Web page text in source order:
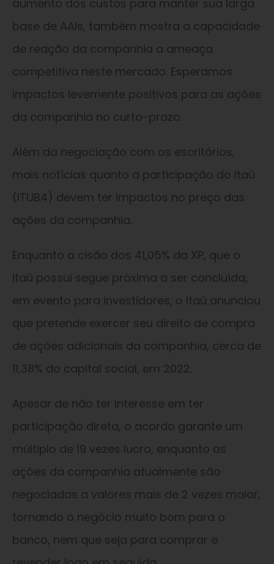
aumento dos custos para manter sua larga
base de AAIs, também mostra a capacidade
de reação da companhia a ameaça
competitiva neste mercado. Esperamos
impactos levemente positivos para as ações
da companhia no curto-prazo.
Além da negociação com os escritórios,
mais notícias quanto a participação do Itaú
(ITUB4) devem ter impactos no preço das
ações da companhia.
Enquanto a cisão dos 41,05% da XP, que o
Itaú possui segue próxima a ser concluída,
em evento para investidores, o Itaú anunciou
que pretende exercer seu direito de compra
de ações adicionais da companhia, cerca de
11,38% do capital social, em 2022.
Apesar de não ter interesse em ter
participação direta, o acordo garante um
múltiplo de 19 vezes lucro, enquanto as
ações da companhia atualmente são
negociadas a valores mais de 2 vezes maior,
tornando o negócio muito bom para o
banco, nem que seja para comprar e